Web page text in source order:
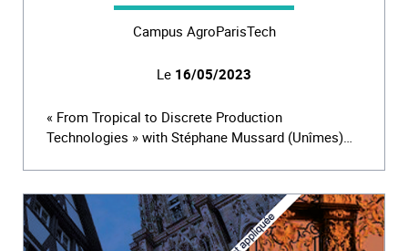
Campus AgroParisTech
Le 16/05/2023
« From Tropical to Discrete Production
Technologies » with Stéphane Mussard (Unîmes)…